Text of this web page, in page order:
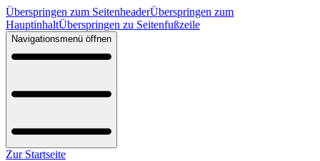
Überspringen zum SeitenheaderÜberspringen zum
HauptinhaltÜberspringen zu Seitenfußzeile
Navigationsmenü öffnen
Zur Startseite